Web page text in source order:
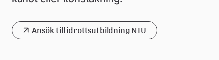
l
a
Ansök till idrottsutbildning NIU